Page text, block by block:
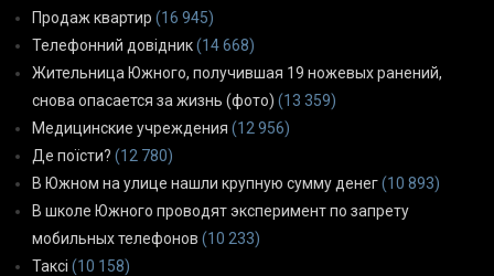
Продаж квартир (16 945)
Телефонний довідник(14 668)
Жительница Южного, получившая 19 ножевых ранений,
снова опасается за жизнь (фото) (13 359)
Медицинские учреждения (12 956)
Де поїсти? (12 780)
В Южном на улице нашли крупную сумму денег(10 893)
В школе Южного проводят эксперимент по запрету
мобильных телефонов (10 233)
Таксі (10 158)